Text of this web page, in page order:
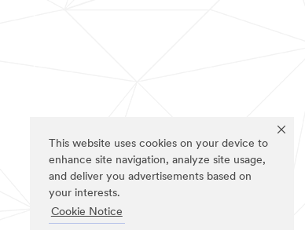
This website uses cookies on your device to
enhance site navigation, analyze site usage,
and deliver you advertisements based on
your interests.
Cookie Notice